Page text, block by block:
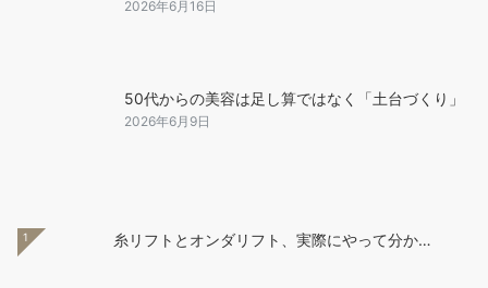
2026年6月16日
50代からの美容は足し算ではなく「土台づくり」
2026年6月9日
1 糸リフトとオンダリフト、実際にやって分か…